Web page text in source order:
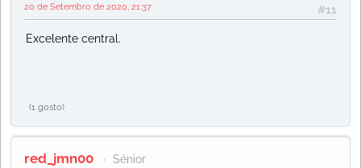
#11
20 de Setembro de 2020, 21:37
Excelente central.
(1 gosto)
red_jmn00 Sénior